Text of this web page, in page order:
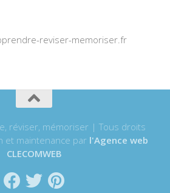
reviser-memoriser.fr
réviser, mémoriser | Tous droits
et maintenance par l'Agence web
CLECOMWEB